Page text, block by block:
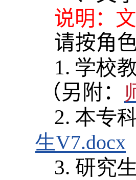
说明：
请按角
1. 学校
（另附：
2. 本专
生V7.docx
3.研究